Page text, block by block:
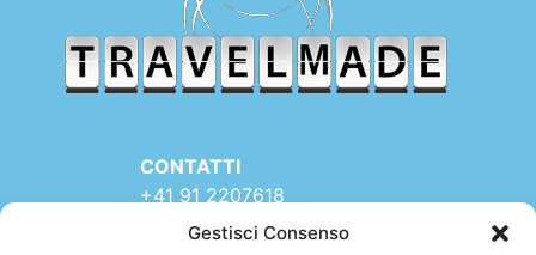
Gestisci Consenso
CONTATTI
+41 91 2207618
+41 77 9662971